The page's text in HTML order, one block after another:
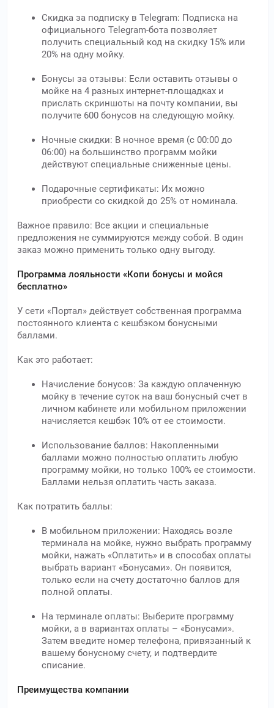
Скидка за подписку в Telegram: Подписка на
официального Telegram-бота позволяет
получить специальный код на скидку 15% или
20% на одну мойку.
Бонусы за отзывы: Если оставить отзывы о
мойке на 4 разных интернет-площадках и
прислать скриншоты на почту компании, вы
получите 600 бонусов на следующую мойку.
Ночные скидки: В ночное время (с 00:00 до
06:00) на большинство программ мойки
действуют специальные сниженные цены.
Подарочные сертификаты: Их можно
приобрести со скидкой до 25% от номинала.
Важное правило: Все акции и специальные
предложения не суммируются между собой. В один
заказ можно применить только одну выгоду.
Программа лояльности «Копи бонусы и мойся
бесплатно»
У сети «Портал» действует собственная программа
постоянного клиента с кешбэком бонусными
баллами.
Как это работает:
Начисление бонусов: За каждую оплаченную
мойку в течение суток на ваш бонусный счет в
личном кабинете или мобильном приложении
начисляется кешбэк 10% от ее стоимости.
Использование баллов: Накопленными
баллами можно полностью оплатить любую
программу мойки, но только 100% ее стоимости.
Баллами нельзя оплатить часть заказа.
Как потратить баллы:
В мобильном приложении: Находясь возле
терминала на мойке, нужно выбрать программу
мойки, нажать «Оплатить» и в способах оплаты
выбрать вариант «Бонусами». Он появится,
только если на счету достаточно баллов для
полной оплаты.
На терминале оплаты: Выберите программу
мойки, а в вариантах оплаты – «Бонусами».
Затем введите номер телефона, привязанный к
вашему бонусному счету, и подтвердите
списание.
Преимущества компании